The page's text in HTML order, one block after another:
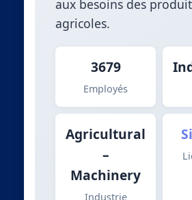
aux besoins des
agricoles.
3679
Employés
Agricultural
–
Machinery
Industrie